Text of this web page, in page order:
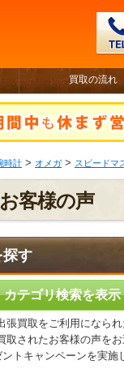
買取の流れ
時計 > オメガ > スピードマ
客様の声
探す
カテゴリ検索を表示
張買取をご利用になら
取されたお客様の声を
トキャンペーンを実施